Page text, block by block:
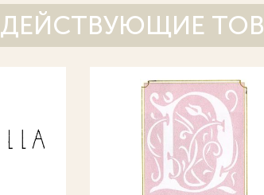
ДЕЙСТВУЮЩИЕ